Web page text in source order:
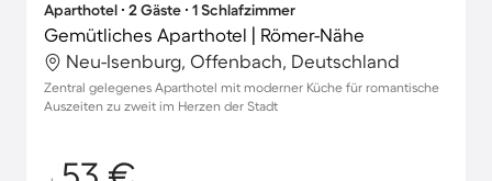
Aparthotel ∙ 2 Gäste ∙ 1 Schlafzimmer
Gemütliches Aparthotel | Römer-Nähe
Neu-Isenburg, Offenbach, Deutschland
Zentral gelegenes Aparthotel mit moderner Küche für romantische
Auszeiten zu zweit im Herzen der Stadt